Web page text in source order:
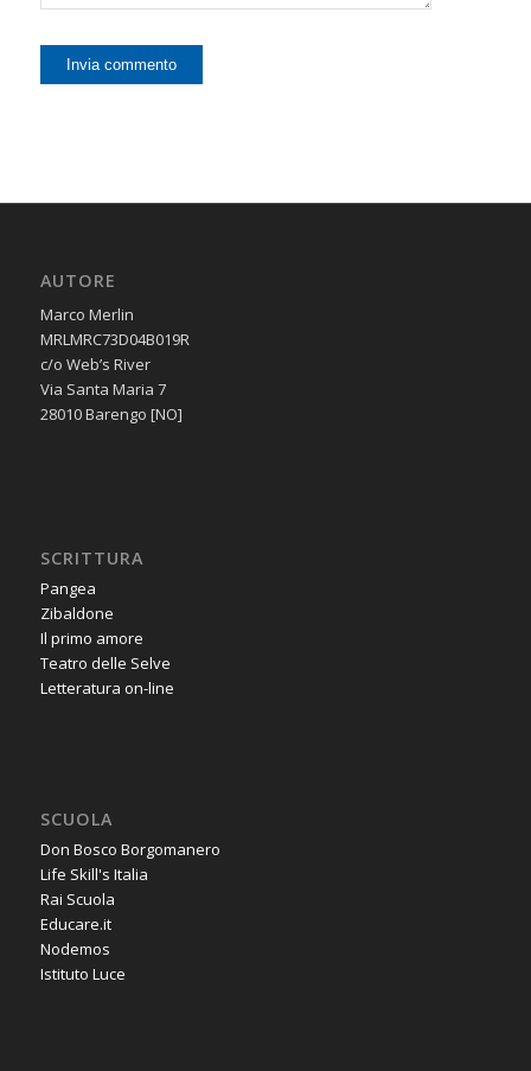
AUTORE
Marco Merlin
MRLMRC73D04B019R
c/o Web’s River
Via Santa Maria 7
28010 Barengo [NO]
SCRITTURA
Pangea
Zibaldone
Il primo amore
Teatro delle Selve
Letteratura on-line
SCUOLA
Don Bosco Borgomanero
Life Skill's Italia
Rai Scuola
Educare.it
Nodemos
Istituto Luce